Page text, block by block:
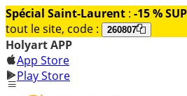
Spécial Saint-Laurent : -15 %
tout le site, code :
260807
Holyart APP
App Store
Play Store